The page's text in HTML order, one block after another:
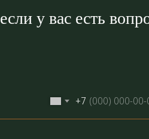
у вас есть
+7